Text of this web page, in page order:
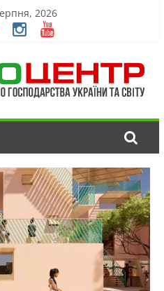
2026